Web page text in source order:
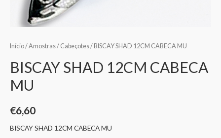
Início/Amostras/ Cabeçotes/ BISCAY SHAD 12CM CABECA MU
BISCAY SHAD 12CM CABECA
MU
€6,60
BISCAY SHAD 12CM CABECA MU